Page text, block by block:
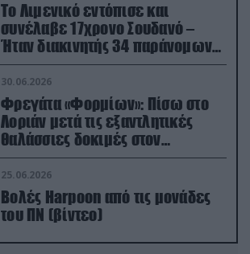
Το Λιμενικό εντόπισε και
συνέλαβε 17χρονο Σουδανό –
Ήταν διακινητής 34 παράνομων
μεταναστών
30.06.2026
Φρεγάτα «Φορμίων»: Πίσω στο
Λοριάν μετά τις εξαντλητικές
θαλάσσιες δοκιμές στον
απαιτητικό Βισκαϊκό
25.06.2026
Βολές Harpoon από τις μονάδες
του ΠΝ (βίντεο)